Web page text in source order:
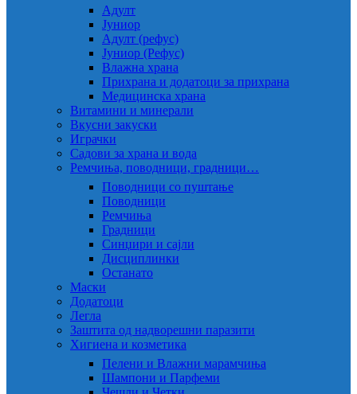
Адулт
Јуниор
Адулт (рефус)
Јуниор (Рефус)
Влажна храна
Прихрана и додатоци за прихрана
Медицинска храна
Витамини и минерали
Вкусни закуски
Играчки
Садови за храна и вода
Ремчиња, поводници, градници…
Поводници со пуштање
Поводници
Ремчиња
Градници
Синџири и сајли
Дисциплинки
Останато
Маски
Додатоци
Легла
Заштита од надворешни паразити
Хигиена и козметика
Пелени и Влажни марамчиња
Шампони и Парфеми